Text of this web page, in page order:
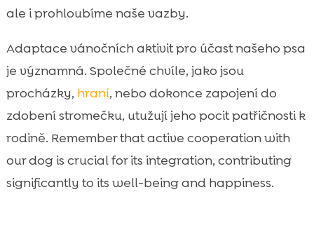
ale i prohloubíme naše vazby.
Adaptace vánočních aktivit pro účast našeho psa
je významná. Společné chvíle, jako jsou
procházky, hraní, nebo dokonce zapojení do
zdobení stromečku, utužují jeho pocit patřičnosti k
rodině. Remember that active cooperation with
our dog is crucial for its integration, contributing
significantly to its well-being and happiness.